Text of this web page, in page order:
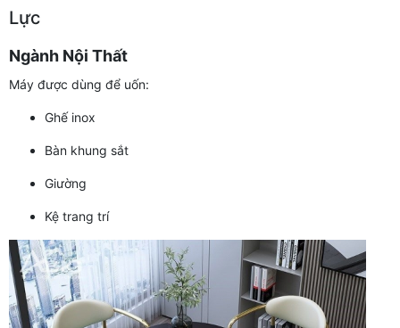
Lực
Ngành Nội Thất
Máy được dùng để uốn:
Ghế inox
Bàn khung sắt
Giường
Kệ trang trí